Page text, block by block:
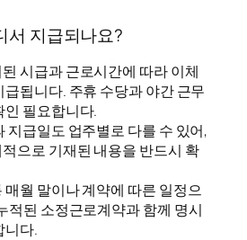
서 지급되나요?
시급과 근로시간에 따라 이체
급됩니다. 주휴 수당과 야간 근무
인 필요합니다.
지급일도 업주별로 다를 수 있어,
으로 기재된 내용을 반드시 확
매월 말이나 계약에 따른 일정으
적된 소정근로계약과 함께 명시
니다.